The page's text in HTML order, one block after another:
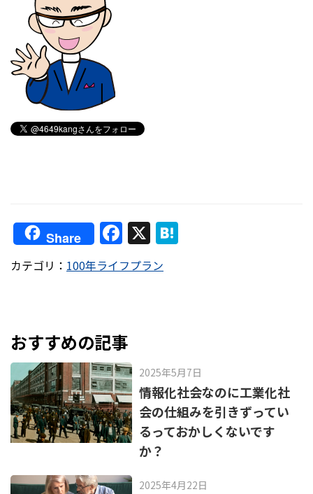
Share F
a
c
o
o
k
X
カテゴリ： 100年ライフプラン
おすすめの記事
2025年5月7日
情報化社会なのに工業化社
会の仕組みを引きずってい
るっておかしくないです
か？
2025年4月22日